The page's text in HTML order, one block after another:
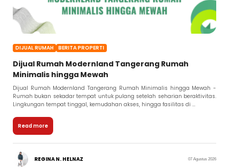
DIJUAL RUMAH BERITA PROPERTI
Dijual Rumah Modernland Tangerang Rumah
Minimalis hingga Mewah
Dijual Rumah Modernland Tangerang Rumah Minimalis hingga Mewah -
Rumah bukan sekadar tempat untuk pulang setelah seharian beraktivitas.
Lingkungan tempat tinggal, kemudahan akses, hingga fasilitas di ...
Read more
REGINA N. HELNAZ 07 Agustus 2026